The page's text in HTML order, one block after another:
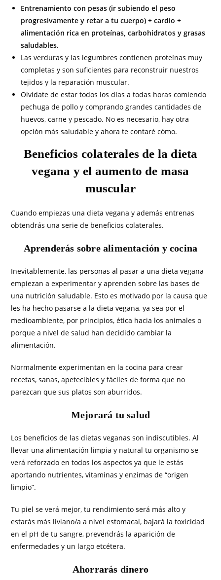
Entrenamiento con pesas (ir subiendo el peso
progresivamente y retar a tu cuerpo) + cardio +
alimentación rica en proteínas, carbohidratos y grasas
saludables.
Las verduras y las legumbres contienen proteínas muy
completas y son suficientes para reconstruir nuestros
tejidos y la reparación muscular.
Olvídate de estar todos los días a todas horas comiendo
pechuga de pollo y comprando grandes cantidades de
huevos, carne y pescado. No es necesario, hay otra
opción más saludable y ahora te contaré cómo.
Beneficios colaterales de la dieta
vegana y el aumento de masa
muscular
Cuando empiezas una dieta vegana y además entrenas
obtendrás una serie de beneficios colaterales.
Aprenderás sobre alimentación y cocina
Inevitablemente, las personas al pasar a una dieta vegana
empiezan a experimentar y aprenden sobre las bases de
una nutrición saludable. Esto es motivado por la causa que
les ha hecho pasarse a la dieta vegana, ya sea por el
medioambiente, por principios, ética hacia los animales o
porque a nivel de salud han decidido cambiar la
alimentación.
Normalmente experimentan en la cocina para crear
recetas, sanas, apetecibles y fáciles de forma que no
parezcan que sus platos son aburridos.
Mejorará tu salud
Los beneficios de las dietas veganas son indiscutibles. Al
llevar una alimentación limpia y natural tu organismo se
verá reforzado en todos los aspectos ya que le estás
aportando nutrientes, vitaminas y enzimas de “origen
limpio”.
Tu piel se verá mejor, tu rendimiento será más alto y
estarás más liviano/a a nivel estomacal, bajará la toxicidad
en el pH de tu sangre, prevendrás la aparición de
enfermedades y un largo etcétera.
Ahorrarás dinero